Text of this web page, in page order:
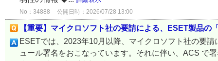
No：34888 公開日時：2026/07/28 13:00
【重要】マイクロソフト社の要請による、ESET製品
ESETでは、2023年10月以降、マイクロソフト社の要
ュール署名をおこなっています。それに伴い、ACS で